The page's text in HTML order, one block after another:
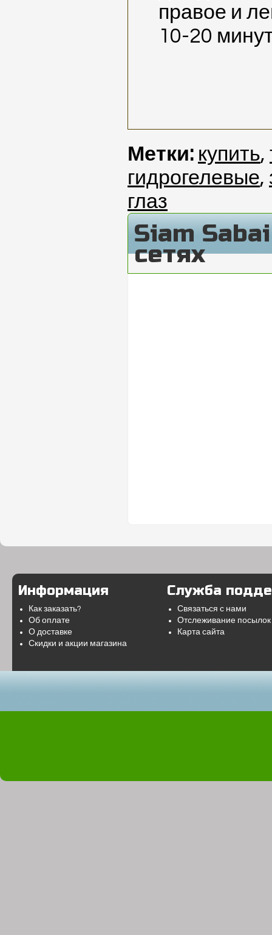
правое и
10-20
Метки: купить,
гидрогелевые,
глаз
Siam
сетях
Информация
Как заказать?
Об оплате
О доставке
Скидки и акции магазина
Служба
Связаться с нами
Отслеживание посылок
Карта сайта